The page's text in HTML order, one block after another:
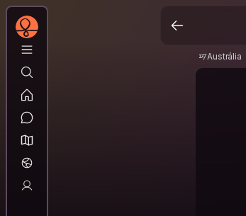
Austrália